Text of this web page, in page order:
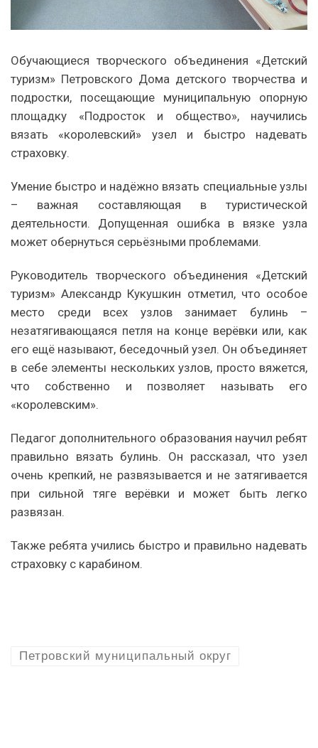
Обучающиеся творческого объединения «Детский
туризм» Петровского Дома детского творчества и
подростки, посещающие муниципальную опорную
площадку «Подросток и общество», научились
вязать «королевский» узел и быстро надевать
страховку.
Умение быстро и надёжно вязать специальные узлы
– важная составляющая в туристической
деятельности. Допущенная ошибка в вязке узла
может обернуться серьёзными проблемами.
Руководитель творческого объединения «Детский
туризм» Александр Кукушкин отметил, что особое
место среди всех узлов занимает булинь –
незатягивающаяся петля на конце верёвки или, как
его ещё называют, беседочный узел. Он объединяет
в себе элементы нескольких узлов, просто вяжется,
что собственно и позволяет называть его
«королевским».
Педагог дополнительного образования научил ребят
правильно вязать булинь. Он рассказал, что узел
очень крепкий, не развязывается и не затягивается
при сильной тяге верёвки и может быть легко
развязан.
Также ребята учились быстро и правильно надевать
страховку с карабином.
Петровский муниципальный округ